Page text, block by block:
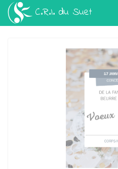
C.R.I. du Suet
Panneau de gestion des